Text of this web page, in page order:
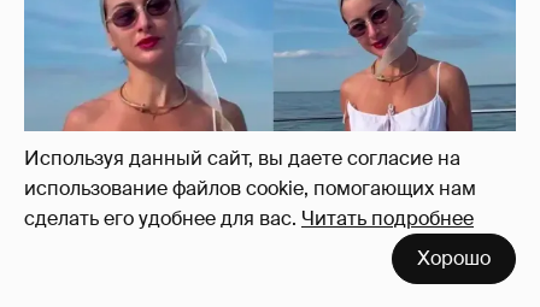
Используя данный сайт, вы даете согласие на
использование файлов cookie, помогающих нам
сделать его удобнее для вас. Читать подробнее
Хорошо
Тина Канделаки записала видео с
отсылкой к сериалу "Белый лотос"
7